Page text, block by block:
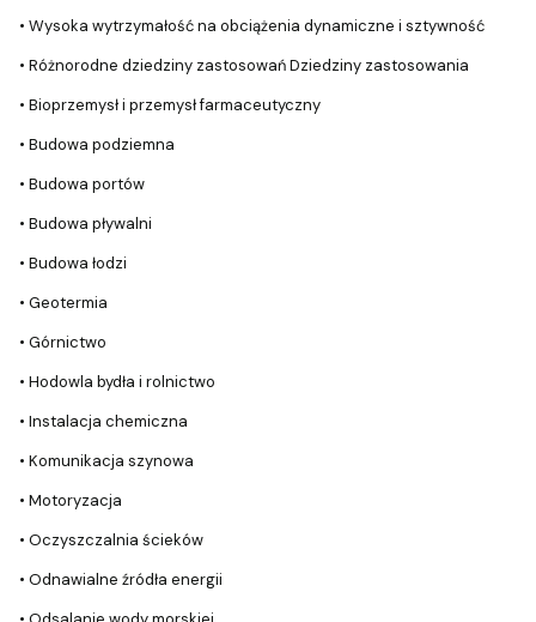
• Wysoka wytrzymałość na obciążenia dynamiczne i sztywność
• Różnorodne dziedziny zastosowań Dziedziny zastosowania
• Bioprzemysł i przemysł farmaceutyczny
• Budowa podziemna
• Budowa portów
• Budowa pływalni
• Budowa łodzi
• Geotermia
• Górnictwo
• Hodowla bydła i rolnictwo
• Instalacja chemiczna
• Komunikacja szynowa
• Motoryzacja
• Oczyszczalnia ścieków
• Odnawialne źródła energii